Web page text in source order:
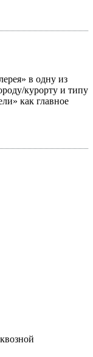
в одну из
курорту и типу
как главное